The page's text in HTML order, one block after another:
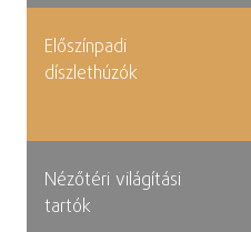
Előszínpadi
díszlethúzók
Nézőtéri világítási
tartók